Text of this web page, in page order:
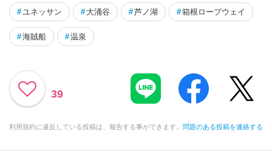
# ユネッサン # 大涌谷 #芦ノ湖 #箱根ロープウェイ
#海賊船 #温泉
39
利用規約に違反している投稿は、報告する事ができます。 問題のある投稿を連絡する